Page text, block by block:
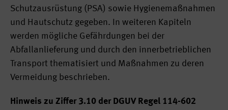
Schutzausrüstung (PSA) sowie Hygienemaßnahmen
und Hautschutz gegeben. In weiteren Kapiteln
werden mögliche Gefährdungen bei der
Abfallanlieferung und durch den innerbetrieblichen
Transport thematisiert und Maßnahmen zu deren
Vermeidung beschrieben.
Hinweis zu Ziffer 3.10 der DGUV Regel 114-602